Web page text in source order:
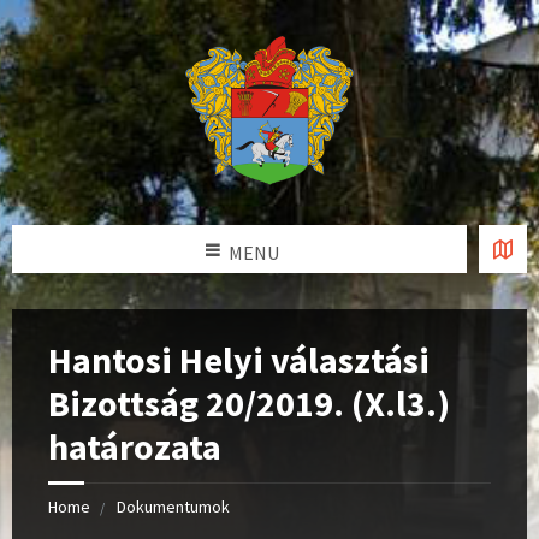
MENU
Hantosi Helyi választási
Bizottság 20/2019. (X.l3.)
határozata
Home Dokumentumok